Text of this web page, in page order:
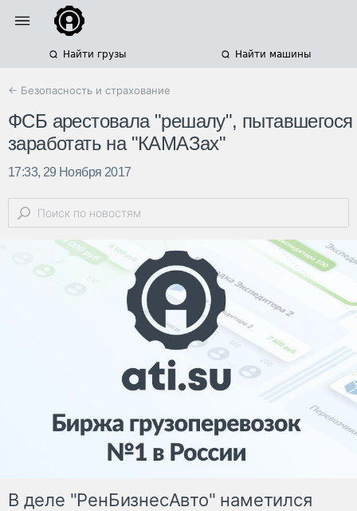
Найти грузы Найти машины
← Безопасность и страхование
ФСБ арестовала "решалу", пытавшегося
заработать на "КАМАЗах"
17:33, 29 Ноября 2017
В деле "РенБизнесАвто" наметился